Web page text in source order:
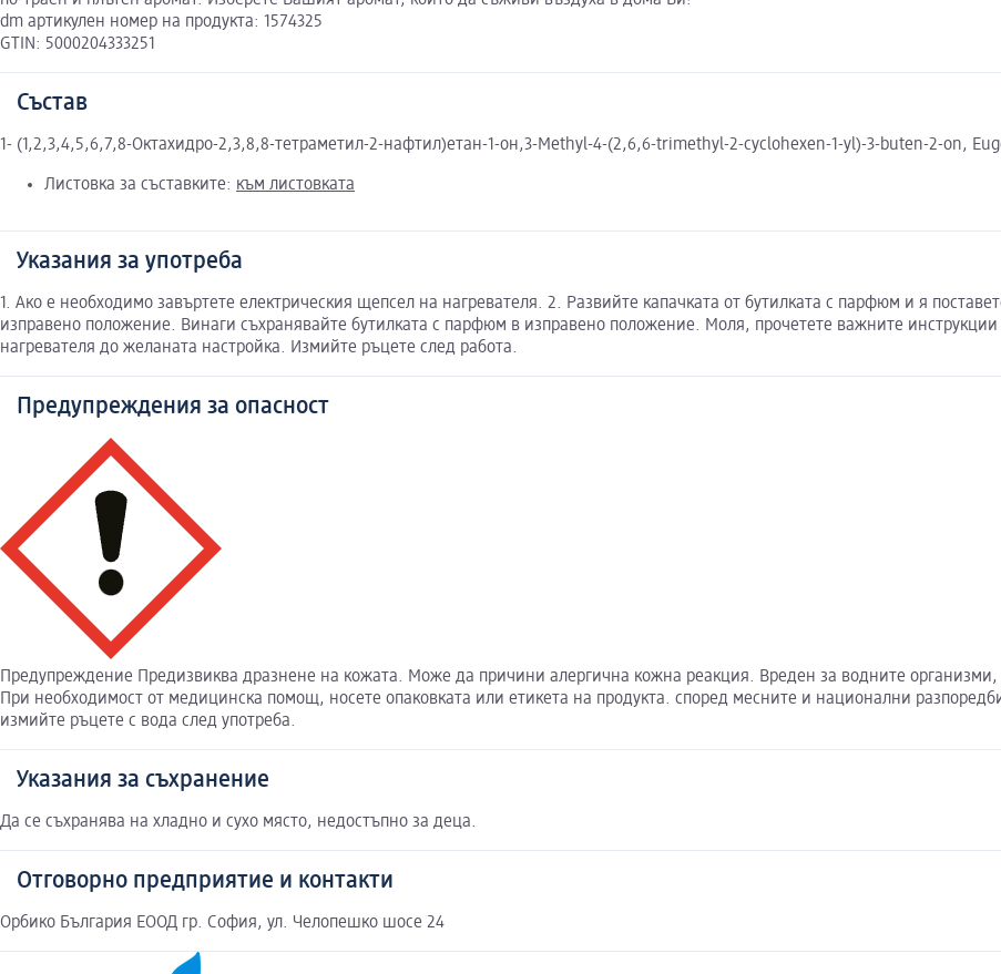
dm артикулен номер на продукта: 1574325
GTIN: 5000204333251
Състав
1- (1,2,3,4,5,6,7,8-Октахидро-2,3,8,8-тетраметил-2-нафтил)етан-1-он,3-Methyl-4-(2,6,6-trimethyl-2-cyclohexen-1-yl)-3-buten-2-on,
Листовка за съставките: към листовката
Указания за употреба
1. Ако е необходимо завъртете електрическия щепсел на нагревателя. 2. Развийте капачката от бутилката с парфюм и я
изправено положение. Винаги съхранявайте бутилката с парфюм в изправено положение. Моля, прочетете важните инструкции
нагревателя до желаната настройка. Измийте ръцете след работа.
Предупреждения за опасност
Предупреждение Предизвиква дразнене на кожата. Може да причини алергична кожна реакция. Вреден за водните организми,
При необходимост от медицинска помощ, носете опаковката или етикета на продукта. според месните и национални
измийте ръцете с вода след употреба.
Указания за съхранение
Да се съхранява на хладно и сухо място, недостъпно за деца.
Отговорно предприятие и контакти
Орбико България ЕООД гр. София, ул. Челопешко шосе 24